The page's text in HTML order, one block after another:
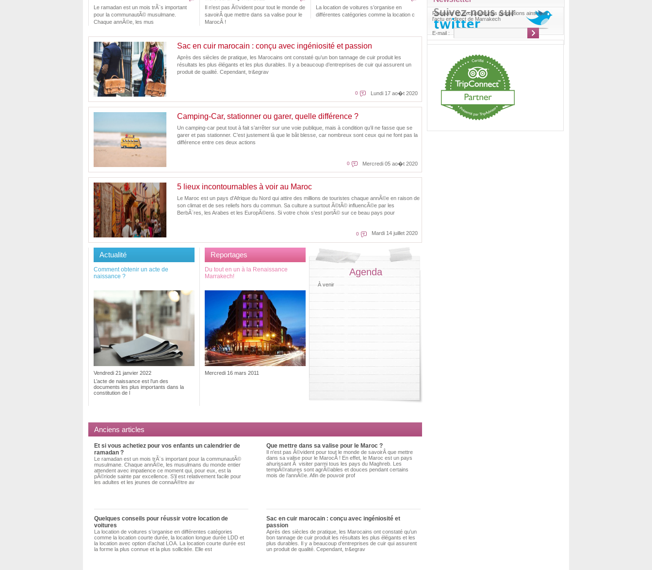
Le ramadan est un mois trÃ¨s important
pour la communautÃ© musulmane.
Chaque annÃ©e, les mus
Il n'est pas Ã©vident pour tout le monde de
savoirÂ que mettre dans sa valise pour le
MarocÂ !
La location de voitures s’organise en
différentes catégories comme la location c
Sac en cuir marocain : conçu avec ingéniosité et passion
Après des siècles de pratique, les Marocains ont constaté qu’un bon tannage de cuir produit les
résultats les plus élégants et les plus durables. Il y a beaucoup d’entreprises de cuir qui assurent un
produit de qualité. Cependant, tr&egrav
0 Lundi 17 ao�t 2020
Camping-Car, stationner ou garer, quelle différence ?
Un camping-car peut tout à fait s’arrêter sur une voie publique, mais à condition qu’il ne fasse que se
garer et pas stationner. C’est justement là que le bât blesse, car nombreux sont ceux qui ne font pas la
différence entre ces deux actions
0 Mercredi 05 ao�t 2020
5 lieux incontournables à voir au Maroc
Le Maroc est un pays d'Afrique du Nord qui attire des millions de touristes chaque annÃ©e en raison de
son climat et de ses reliefs hors du commun. Sa culture a surtout Ã©tÃ© influencÃ©e par les
BerbÃ¨res, les Arabes et les EuropÃ©ens. Si votre choix s'est portÃ© sur ce beau pays pour
0 Mardi 14 juillet 2020
Actualité
Comment obtenir un acte de
naissance ?
Vendredi 21 janvier 2022
L’acte de naissance est l’un des
documents les plus importants dans la
constitution de l
Reportages
Du tout en un à la Renaissance
Marrakech!
Mercredi 16 mars 2011
Agenda
À venir
Anciens articles
Et si vous achetiez pour vos enfants un calendrier de
ramadan ?
Le ramadan est un mois trÃ¨s important pour la communautÃ©
musulmane. Chaque annÃ©e, les musulmans du monde entier
attendent avec impatience ce moment qui, pour eux, est la
pÃ©riode sainte par excellence. S’il est relativement facile pour
les adultes et les jeunes de connaÃ®tre av
Que mettre dans sa valise pour le Maroc ?
Il n'est pas Ã©vident pour tout le monde de savoirÂ que mettre
dans sa valise pour le MarocÂ ! En effet, le Maroc est un pays
ahurissant Ã visiter parmi tous les pays du Maghreb. Les
tempÃ©ratures sont agrÃ©ables et douces pendant certains
mois de l’annÃ©e. Afin de pouvoir prof
Quelques conseils pour réussir votre location de
voitures
La location de voitures s’organise en différentes catégories
comme la location courte durée, la location longue durée LDD et
la location avec option d’achat LOA. La location courte durée est
la forme la plus connue et la plus sollicitée. Elle est
Sac en cuir marocain : conçu avec ingéniosité et
passion
Après des siècles de pratique, les Marocains ont constaté qu’un
bon tannage de cuir produit les résultats les plus élégants et les
plus durables. Il y a beaucoup d’entreprises de cuir qui assurent
un produit de qualité. Cependant, tr&egrav
Recevez en exclusivité nos promotions ainsi que
l'actu en direct de Marrakech
E-mail :